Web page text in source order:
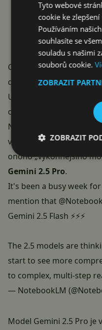
Co na to uživatelé
další požadavky
Uživatelé zároveň
chvály se derou na
NotebookLM
měla
verze dostupná bez
onoho „výkonnějšího
Gemini 2.5 Pro.
It's been a busy week
mention that
Gemini 2.5 Flash ⚡️⚡️⚡️
The 2.5 models are
start to see more
to complex, multi-step
— NotebookLM
Model Gemini 2.5 Pro je
Tyto webové
cookie ke
Používáním
souhlasíte se
souladu s našimi
souborů cookie.
ZOBRAZIT
ZOBRAZIT